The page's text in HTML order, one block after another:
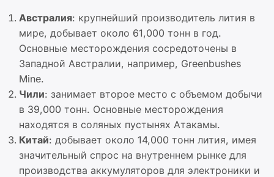
Австралия: крупнейший производитель лития в
мире, добывает около 61,000 тонн в год.
Основные месторождения сосредоточены в
Западной Австралии, например, Greenbushes
Mine.
Чили: занимает второе место с объемом добычи
в 39,000 тонн. Основные месторождения
находятся в соляных пустынях Атакамы.
Китай: добывает около 14,000 тонн лития, имея
значительный спрос на внутреннем рынке для
производства аккумуляторов для электроники и